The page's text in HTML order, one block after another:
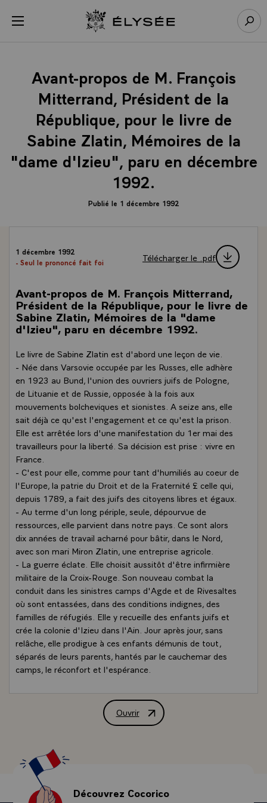
menu Retour à l’accueil Élysée
Avant-propos de M. François
Mitterrand, Président de la
République, pour le livre de
Sabine Zlatin, Mémoires de la
"dame d'Izieu", paru en décembre
1992.
Publié le 1 décembre 1992
1 décembre 1992
- Seul le prononcé fait foi
Télécharger le .pdf
Avant-propos de M. François Mitterrand,
Président de la République, pour le livre de
Sabine Zlatin, Mémoires de la "dame
d'Izieu", paru en décembre 1992.
Le livre de Sabine Zlatin est d'abord une leçon de vie.
- Née dans Varsovie occupée par les Russes, elle adhère
en 1923 au Bund, l'union des ouvriers juifs de Pologne,
de Lituanie et de Russie, opposée à la fois aux
mouvements bolcheviques et sionistes. A seize ans, elle
sait déjà ce qu'est l'engagement et ce qu'est la prison.
Elle est arrêtée lors d'une manifestation du 1er mai des
travailleurs pour la liberté. Sa décision est prise : vivre en
France.
- C'est pour elle, comme pour tant d'humiliés au coeur de
l'Europe, la patrie du Droit et de la Fraternité £ celle qui,
depuis 1789, a fait des juifs des citoyens libres et égaux.
- Au terme d'un long périple, seule, dépourvue de
ressources, elle parvient dans notre pays. Ce sont alors
dix années de travail acharné pour bâtir, dans le Nord,
avec son mari Miron Zlatin, une entreprise agricole.
- La guerre éclate. Elle choisit aussitôt d'être infirmière
militaire de la Croix-Rouge. Son nouveau combat la
conduit dans les sinistres camps d'Agde et de Rivesaltes
où sont entassées, dans des conditions indignes, des
familles de réfugiés. Elle y recueille des enfants juifs et
crée la colonie d'Izieu dans l'Ain. Jour après jour, sans
relâche, elle prodigue à ces enfants démunis de tout,
séparés de leurs parents, hantés par le cauchemar des
camps, le réconfort et l'espérance.
- Sabine Zlatin échappe à la rafle et entre dans la
construira une vie nouvelle, tout aussi exigeante, dans le
monde de la peinture. Un long chemin d'épreuves et de
luttes est ici retracé. C'est celui du courage et de la
fidélité à soi-même.\
Ce livre est aussi une leçon de mémoire.
Ouvrir
Avant-propos de M. François
Découvrez Cocorico
Panneau de gestion des cookies